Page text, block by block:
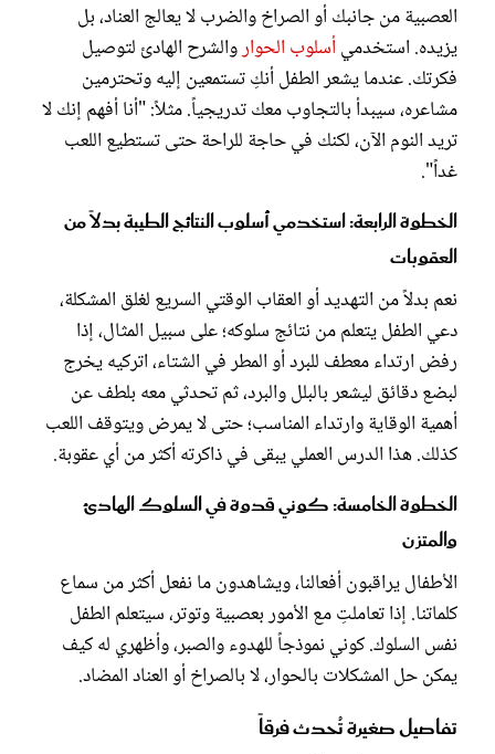
العصبية من جانبك أو الصراخ والضرب لا يعالج العناد، بل
يزيده. استخدميأسلوب الحواروالشرح الهادئ لتوصيل
فكرتك. عندما يشعر الطفل أنكِ تستمعين إليه وتحترمين
مشاعره، سيبدأ بالتجاوب معك تدريجياً. مثلاً: "أنا أفهم إنك لا
تريد النوم الآن، لكنك في حاجة للراحة حتى تستطيع اللعب
غداً".
الخطوة الرابعة: استخدمي أسلوب النتائج الطيبة بدلاً من
العقوبات
نعم بدلاً من التهديد أو العقاب الوقتي السريع لغلق المشكلة،
دعي الطفل يتعلم من نتائج سلوكه؛ على سبيل المثال، إذا
رفض ارتداء معطف للبرد أو المطر في الشتاء، اتركيه يخرج
لبضع دقائق ليشعر بالبلل والبرد، ثم تحدثي معه بلطف عن
أهمية الوقاية وارتداء المناسب؛ حتى لا يمرض ويتوقف اللعب
كذلك. هذا الدرس العملي يبقى في ذاكرته أكثر من أي عقوبة.
الخطوة الخامسة: كوني قدوة في السلوك الهادئ
والمتزن
الأطفال يراقبون أفعالنا، ويشاهدون ما نفعل أكثر من سماع
كلماتنا. إذا تعاملتِ مع الأمور بعصبية وتوتر، سيتعلم الطفل
نفس السلوك. كوني نموذجاً للهدوء والصبر، وأظهري له كيف
يمكن حل المشكلات بالحوار، لا بالصراخ أو العناد المضاد.
تفاصيل صغيرة تُحدث فرقاً